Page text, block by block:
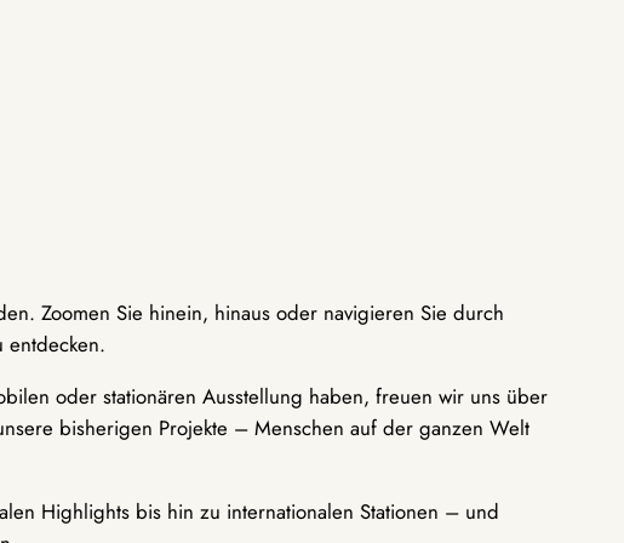
Zoomen Sie hinein, hinaus oder navigieren Sie durch
entdecken.
oder stationären Ausstellung haben, freuen wir uns über
bisherigen Projekte – Menschen auf der ganzen Welt
Highlights bis hin zu internationalen Stationen – und